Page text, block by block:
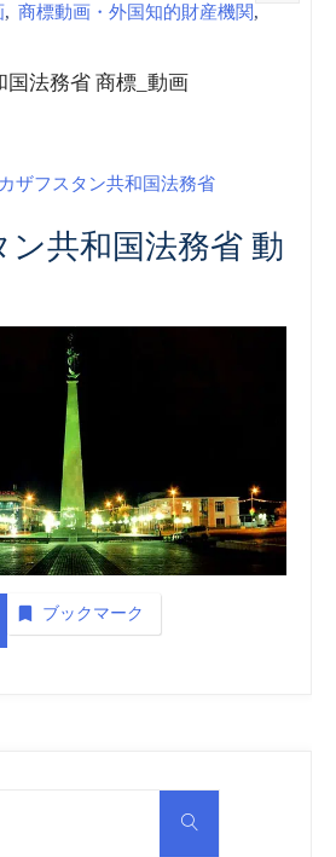
, 商標動画・外国知的財産機関,
国法務省 商標_動画
カザフスタン共和国法務省
ン共和国法務省 動
ブックマーク
検